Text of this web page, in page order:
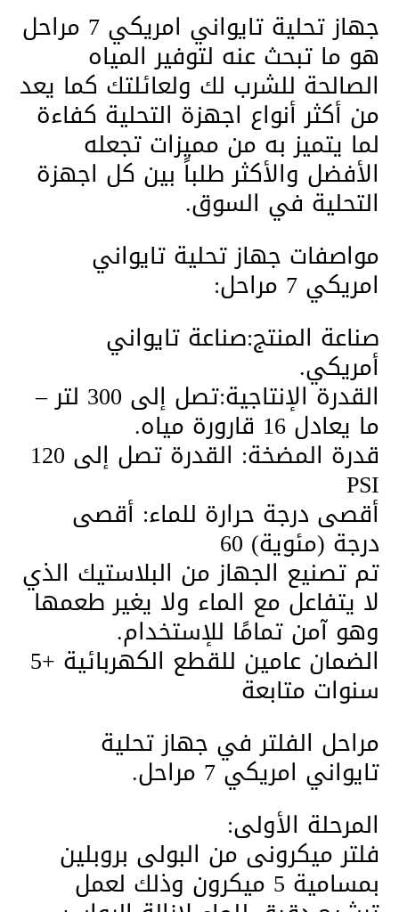
جهاز تحلية تايواني امريكي 7 مراحل
هو ما تبحث عنه لتوفير المياه
الصالحة للشرب لك ولعائلتك كما يعد
من أكثر أنواع اجهزة التحلية كفاءة
لما يتميز به من مميزات تجعله
الأفضل والأكثر طلباً بين كل اجهزة
التحلية في السوق.
مواصفات جهاز تحلية تايواني
امريكي 7 مراحل:
صناعة المنتج:صناعة تايواني
أمريكي.
القدرة الإنتاجية:تصل إلى 300 لتر –
ما يعادل 16 قارورة مياه.
قدرة المضخة: القدرة تصل إلى 120
PSI
أقصى درجة حرارة للماء: أقصى
درجة (مئوية) 60
تم تصنيع الجهاز من البلاستيك الذي
لا يتفاعل مع الماء ولا يغير طعمها
وهو آمن تمامًا للإستخدام.
الضمان عامين للقطع الكهربائية +5
سنوات متابعة
مراحل الفلتر في جهاز تحلية
تايواني امريكي 7 مراحل.
المرحلة الأولى:
فلتر ميكرونى من البولى بروبلين
بمسامية 5 ميكرون وذلك لعمل